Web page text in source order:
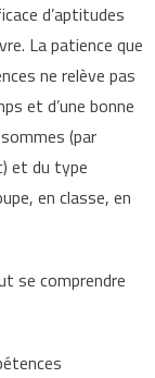
d’aptitudes
La patience que
ne relève pas
et d’une bonne
(par
et du type
en classe, en
se comprendre